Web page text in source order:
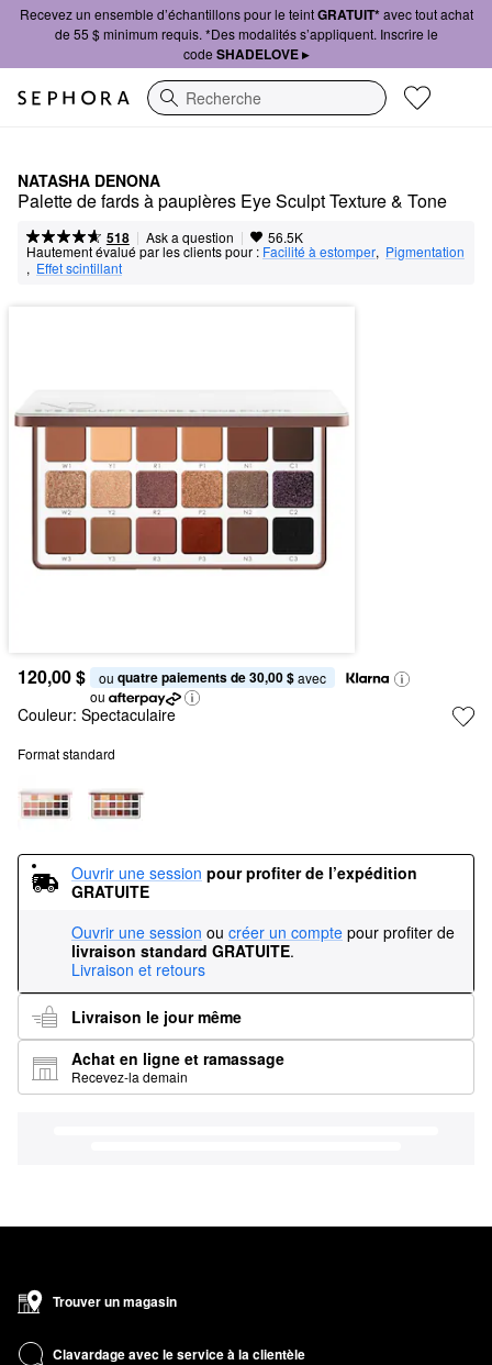
Recevez un ensemble d’échantillons pour le teintGRATUIT*avec tout achat
de 55 $ minimum requis. *Des modalités s’appliquent. Inscrire le
code SHADELOVE ▸
Recherche
NATASHA DENONA
Palette de fards à paupières Eye Sculpt Texture & Tone
518 | Ask a question | 56.5K
Hautement évalué par les clients pour : Facilité à estomper, Pigmentation
, Effet scintillant
120,00 $ ou quatre paiements de 30,00 $ avec
ou
Couleur: Spectaculaire
Format standard
Ouvrir une session pour profiter de l’expédition
GRATUITE
Ouvrir une session ou créer un compte pour profiter de
livraison standard GRATUITE.
Livraison et retours
Livraison le jour même
Achat en ligne et ramassage
Recevez-la demain
Trouver un magasin
Clavardage avec le service à la clientèle